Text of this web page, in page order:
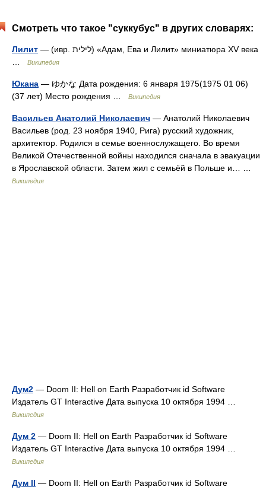
Смотреть что такое "суккубус" в других словарях:
Лилит — (ивр. לילית‎) «Адам, Ева и Лилит» миниатюра XV века
Википедия
Юкана — ゆかな Дата рождения: 6 января 1975(1975 01 06)
(37 лет) Место рождения …
Википедия
Васильев Анатолий Николаевич — Анатолий Николаевич
Васильев (род. 23 ноября 1940, Рига) русский художник,
архитектор. Родился в семье военнослужащего. Во время
Великой Отечественной войны находился сначала в эвакуации
в Ярославской области. Затем жил с семьёй в Польше и… …
Википедия
Дум2 — Doom II: Hell on Earth Разработчик id Software
Издатель GT Interactive Дата выпуска 10 октября 1994 …
Википедия
Дум 2 — Doom II: Hell on Earth Разработчик id Software
Издатель GT Interactive Дата выпуска 10 октября 1994 …
Википедия
Дум II — Doom II: Hell on Earth Разработчик id Software